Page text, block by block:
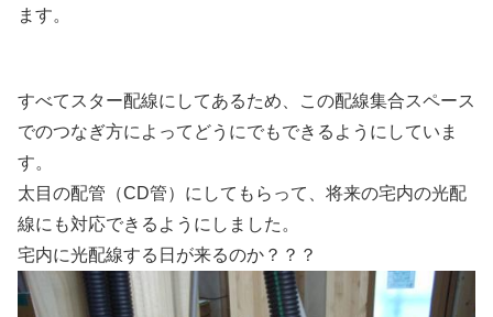
ます。
すべてスター配線にしてあるため、この配線集合スペース
でのつなぎ方によってどうにでもできるようにしていま
す。
太目の配管（CD管）にしてもらって、将来の宅内の光配
線にも対応できるようにしました。
宅内に光配線する日が来るのか？？？